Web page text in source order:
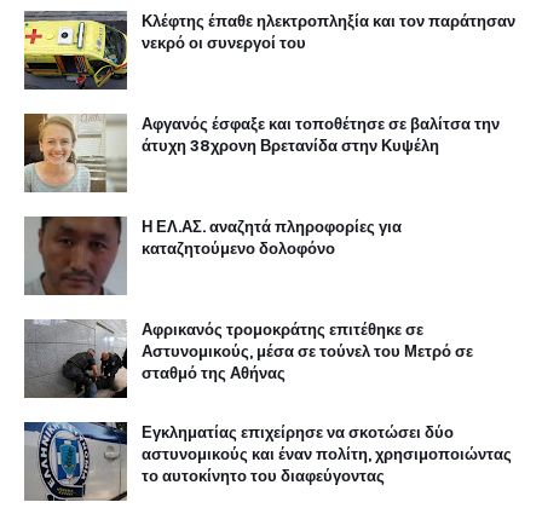
Κλέφτης έπαθε ηλεκτροπληξία και τον παράτησαν
νεκρό οι συνεργοί του
Αφγανός έσφαξε και τοποθέτησε σε βαλίτσα την
άτυχη 38χρονη Βρετανίδα στην Κυψέλη
Η ΕΛ.ΑΣ. αναζητά πληροφορίες για
καταζητούμενο δολοφόνο
Αφρικανός τρομοκράτης επιτέθηκε σε
Αστυνομικούς, μέσα σε τούνελ του Μετρό σε
σταθμό της Αθήνας
Εγκληματίας επιχείρησε να σκοτώσει δύο
αστυνομικούς και έναν πολίτη, χρησιμοποιώντας
το αυτοκίνητο του διαφεύγοντας